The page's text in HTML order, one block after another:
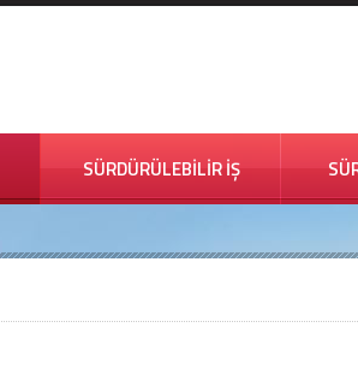
SÜRDÜRÜLEBİLİR İŞ